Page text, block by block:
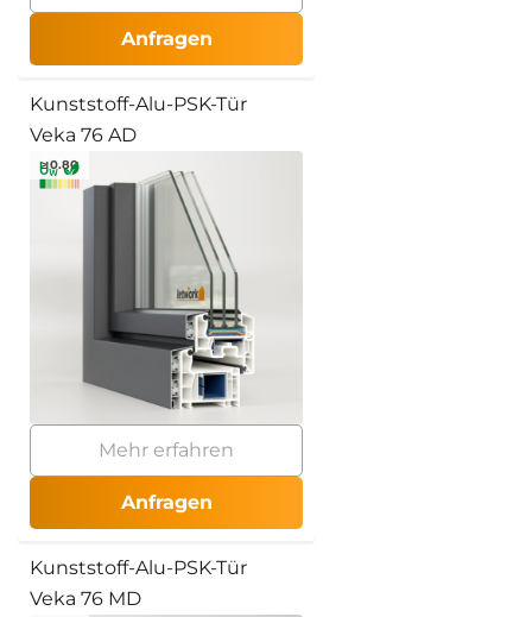
Anfragen
Kunststoff-Alu-PSK-Tür
Veka 76 AD
≥ 0.80
Mehr erfahren
Anfragen
Kunststoff-Alu-PSK-Tür
Veka 76 MD